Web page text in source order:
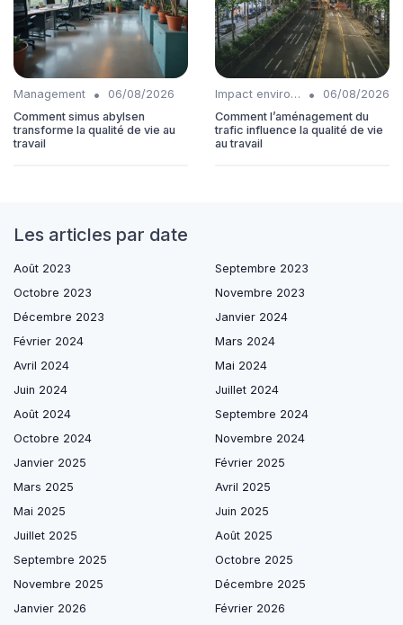
Management •
06/08/2026
Comment simus abylsen
transforme la qualité de vie au
travail
Impact environnemental •
06/08/2026
Comment l’aménagement du
trafic influence la qualité de vie
au travail
Les articles par date
Août 2023
Septembre 2023
Octobre 2023
Novembre 2023
Décembre 2023
Janvier 2024
Février 2024
Mars 2024
Avril 2024
Mai 2024
Juin 2024
Juillet 2024
Août 2024
Septembre 2024
Octobre 2024
Novembre 2024
Janvier 2025
Février 2025
Mars 2025
Avril 2025
Mai 2025
Juin 2025
Juillet 2025
Août 2025
Septembre 2025
Octobre 2025
Novembre 2025
Décembre 2025
Janvier 2026
Février 2026